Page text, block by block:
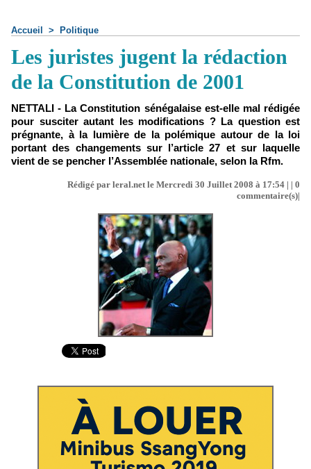
Accueil > Politique
Les juristes jugent la rédaction
de la Constitution de 2001
NETTALI - La Constitution sénégalaise est-elle mal rédigée
pour susciter autant les modifications ? La question est
prégnante, à la lumière de la polémique autour de la loi
portant des changements sur l’article 27 et sur laquelle
vient de se pencher l’Assemblée nationale, selon la Rfm.
Rédigé par leral.net le Mercredi 30 Juillet 2008 à 17:54 | | 0
commentaire(s)|